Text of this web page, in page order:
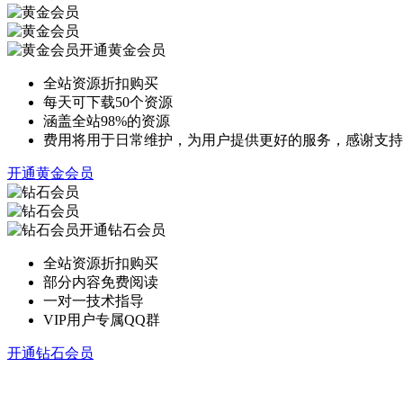
开通黄金会员
全站资源折扣购买
每天可下载50个资源
涵盖全站98%的资源
费用将用于日常维护，为用户提供更好的服务，感谢支持
开通黄金会员
开通钻石会员
全站资源折扣购买
部分内容免费阅读
一对一技术指导
VIP用户专属QQ群
开通钻石会员